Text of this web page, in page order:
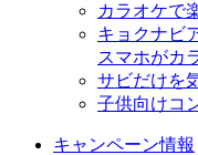
カラオケで
キョクナビ
スマホがカ
サビだけを
子供向けコ
キャンペーン情報